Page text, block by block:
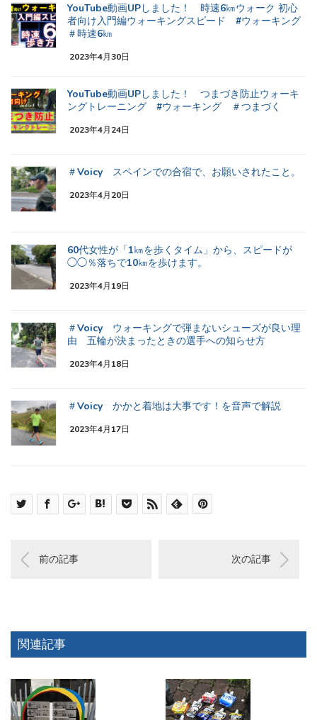
YouTube動画UPしました！ 時速6㎞ウォーク 初心
者向け入門編ウォーキングスピード #ウォーキング
＃時速6㎞
2023年4月30日
YouTube動画UPしました！ つまづき防止ウォーキ
ングトレーニング #ウォーキング ＃つまづく
2023年4月24日
＃Voicy スペインでの合宿で、お願いされたこと。
2023年4月20日
60代女性が「1㎞を歩くタイム」から、スピードが
◯◯％落ちで10㎞を歩けます。
2023年4月19日
＃Voicy ウォーキングで弾まないシューズが良い理
由 五輪が決まったときの選手への知らせ方
2023年4月18日
＃Voicy かかと着地は大事です！を音声で解説
2023年4月17日
前の記事 次の記事
関連記事